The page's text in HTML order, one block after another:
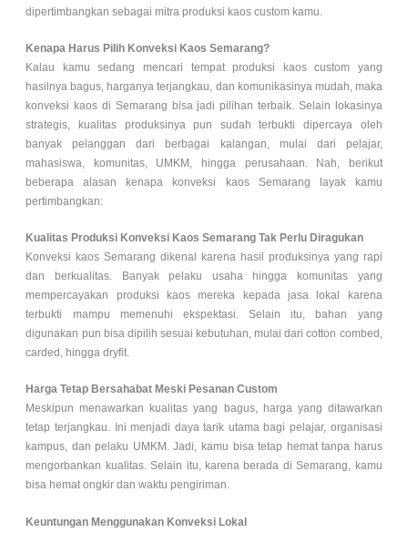
dipertimbangkan sebagai mitra produksi kaos custom kamu.
Kenapa Harus Pilih Konveksi Kaos Semarang?
Kalau kamu sedang mencari tempat produksi kaos custom yang
hasilnya bagus, harganya terjangkau, dan komunikasinya mudah, maka
konveksi kaos di Semarang bisa jadi pilihan terbaik. Selain lokasinya
strategis, kualitas produksinya pun sudah terbukti dipercaya oleh
banyak pelanggan dari berbagai kalangan, mulai dari pelajar,
mahasiswa, komunitas, UMKM, hingga perusahaan. Nah, berikut
beberapa alasan kenapa konveksi kaos Semarang layak kamu
pertimbangkan:
Kualitas Produksi Konveksi Kaos Semarang Tak Perlu Diragukan
Konveksi kaos Semarang dikenal karena hasil produksinya yang rapi
dan berkualitas. Banyak pelaku usaha hingga komunitas yang
mempercayakan produksi kaos mereka kepada jasa lokal karena
terbukti mampu memenuhi ekspektasi. Selain itu, bahan yang
digunakan pun bisa dipilih sesuai kebutuhan, mulai dari cotton combed,
carded, hingga dryfit.
Harga Tetap Bersahabat Meski Pesanan Custom
Meskipun menawarkan kualitas yang bagus, harga yang ditawarkan
tetap terjangkau. Ini menjadi daya tarik utama bagi pelajar, organisasi
kampus, dan pelaku UMKM. Jadi, kamu bisa tetap hemat tanpa harus
mengorbankan kualitas. Selain itu, karena berada di Semarang, kamu
bisa hemat ongkir dan waktu pengiriman.
Keuntungan Menggunakan Konveksi Lokal